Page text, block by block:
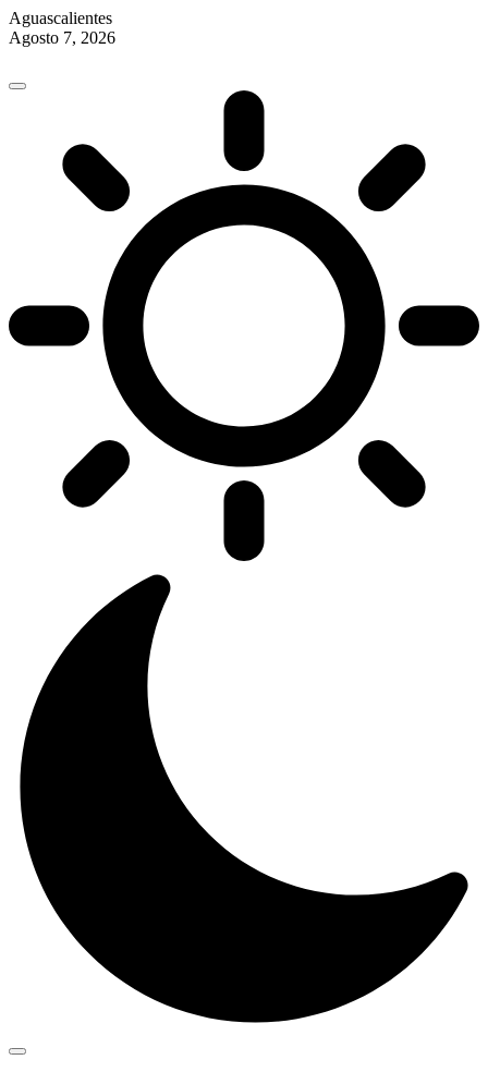
Aguascalientes
Agosto 7, 2026
content